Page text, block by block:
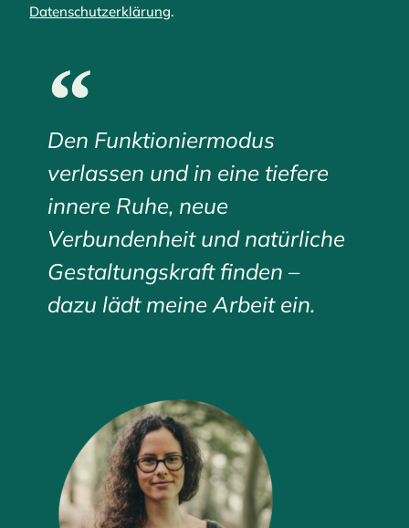
Den Funktioniermodus
verlassen und in eine tiefere
innere Ruhe, neue
Verbundenheit und natürliche
Gestaltungskraft finden –
dazu lädt meine Arbeit ein.
Datenschutzerklärung.